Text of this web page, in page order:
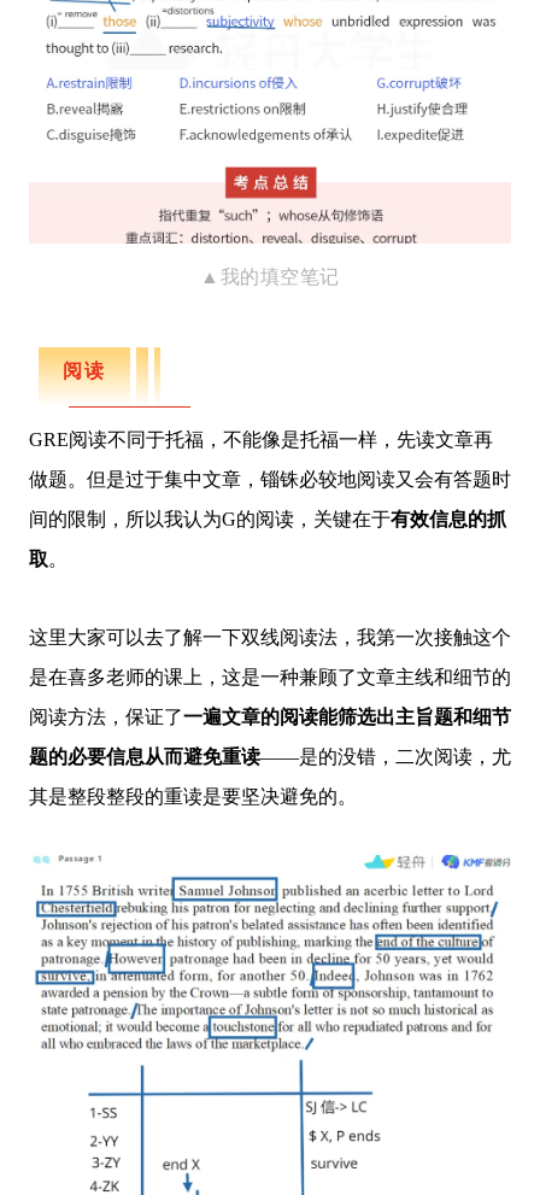
▲我的填空笔记
阅读
GRE阅读不同于托福，不能像是托福一样，先读文章再
做题。但是过于集中文章，锱铢必较地阅读又会有答题时
间的限制，所以我认为G的阅读，关键在于有效信息的抓
取。
这里大家可以去了解一下双线阅读法，我第一次接触这个
是在喜多老师的课上，这是一种兼顾了文章主线和细节的
阅读方法，保证了一遍文章的阅读能筛选出主旨题和细节
题的必要信息从而避免重读——是的没错，二次阅读，尤
其是整段整段的重读是要坚决避免的。